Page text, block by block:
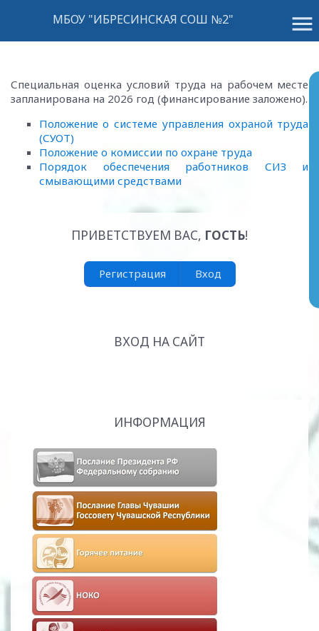
menu
МБОУ "ИБРЕСИНСКАЯ СОШ №2"
Специальная оценка условий труда на рабочем месте
запланирована на 2026 год (финансирование заложено).
Положение о системе управления охраной труда
(СУОТ)
Положение о комиссии по охране труда
Порядок обеспечения работников СИЗ и
смывающими средствами
ПРИВЕТСТВУЕМ ВАС, ГОСТЬ!
Регистрация Вход
ВХОД НА САЙТ
ИНФОРМАЦИЯ